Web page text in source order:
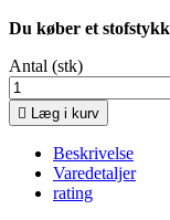
Du køber et
Antal (stk)
 Læg i kurv
Beskrivelse
Varedetaljer
rating